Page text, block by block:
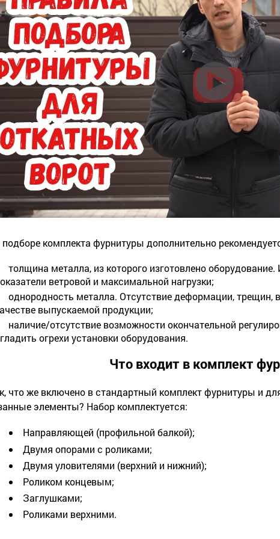
комплекта фурнитуры дополнительно
толщина металла, из которого изготовлено
ветровой и максимальной нагрузки;
однородность металла. Отсутствие деформации, трещин,
выпускаемой продукции;
наличие/отсутствие возможности окончательной
огрехи установки оборудования.
Что входит в комплект
что же включено в стандартный комплект фурнитуры и
элементы? Набор комплектуется:
Направляющей (профильной балкой);
Двумя опорами с роликами;
Двумя уловителями (верхний и нижний);
Роликом концевым;
Заглушками;
Роликами верхними.